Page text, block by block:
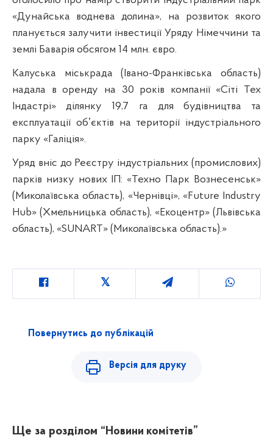
«Дунайська воднева долина», на розвиток якого
планується залучити інвестиції Уряду Німеччини та
землі Баварія обсягом 14 млн. євро.
Калуська міськрада (Івано-Франківська область)
надала в оренду на 30 років компанії «Сіті Тех
Індастрі» ділянку 19,7 га для будівництва та
експлуатації обʼєктів на території індустріального
парку «Галіція».
Уряд вніс до Реєстру індустріальних (промислових)
парків низку нових ІП: «Техно Парк Вознесенськ»
(Миколаївська область), «Чернівці», «Future Industry
Hub» (Хмельницька область), «Екоцентр» (Львівська
область), «SUNART» (Миколаївська область).»
Повернутись до публікацій
Версія для друку
Ще за розділом “Новини комітетів”